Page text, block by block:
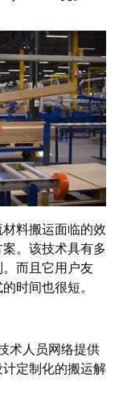
料搬运面临的效
。该技术具有多
而且它用户友
时间也很短。
术人员网络提供
定制化的搬运解